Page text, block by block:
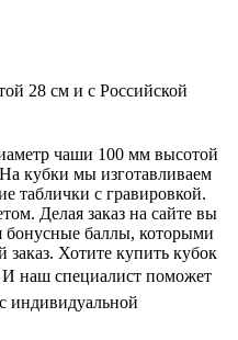
28 см и с Российской
чаши 100 мм высотой
кубки мы изготавливаем
таблички с гравировкой.
Делая заказ на сайте вы
бонусные баллы, которыми
Хотите купить кубок
И наш специалист поможет
индивидуальной